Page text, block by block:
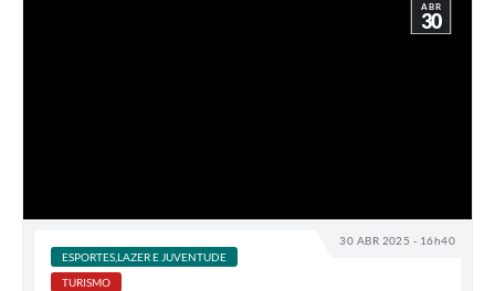
30 ABR 2025 - 16h40
ABR
30
ESPORTES,LAZER E JUVENTUDE
TURISMO